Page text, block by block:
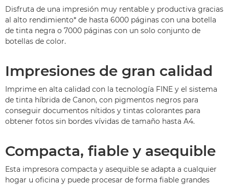
Disfruta de una impresión muy rentable y productiva gracias
al alto rendimiento* de hasta 6000 páginas con una botella
de tinta negra o 7000 páginas con un solo conjunto de
botellas de color.
Impresiones de gran calidad
Imprime en alta calidad con la tecnología FINE y el sistema
de tinta híbrida de Canon, con pigmentos negros para
conseguir documentos nítidos y tintas colorantes para
obtener fotos sin bordes vívidas de tamaño hasta A4.
Compacta, fiable y asequible
Esta impresora compacta y asequible se adapta a cualquier
hogar u oficina y puede procesar de forma fiable grandes